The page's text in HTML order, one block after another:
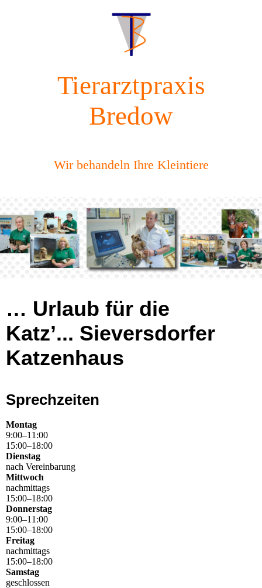
Tierarztpraxis
Bredow
Wir behandeln Ihre Kleintiere
… Urlaub für die
Katz’... Sieversdorfer
Katzenhaus
Sprechzeiten
Montag
9:00–11 :00
15:00–18:00
Dienstag
nach Vereinbarung
Mittwoch
nachmittags
15:00–18:00
Donnerstag
9:00–11 :00
15:00–18:00
Freitag
nachmittags
15:00–18:00
Samstag
geschlossen